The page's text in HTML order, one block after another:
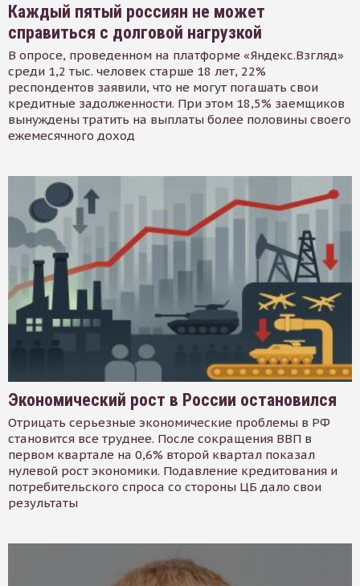
Каждый пятый россиян не может
справиться с долговой нагрузкой
В опросе, проведенном на платформе «Яндекс.Взгляд»
среди 1,2 тыс. человек старше 18 лет, 22%
респондентов заявили, что не могут погашать свои
кредитные задолженности. При этом 18,5% заемщиков
вынуждены тратить на выплаты более половины своего
ежемесячного доход
Экономический рост в России остановился
Отрицать серьезные экономические проблемы в РФ
становится все труднее. После сокращения ВВП в
первом квартале на 0,6% второй квартал показал
нулевой рост экономики. Подавление кредитования и
потребительского спроса со стороны ЦБ дало свои
результаты